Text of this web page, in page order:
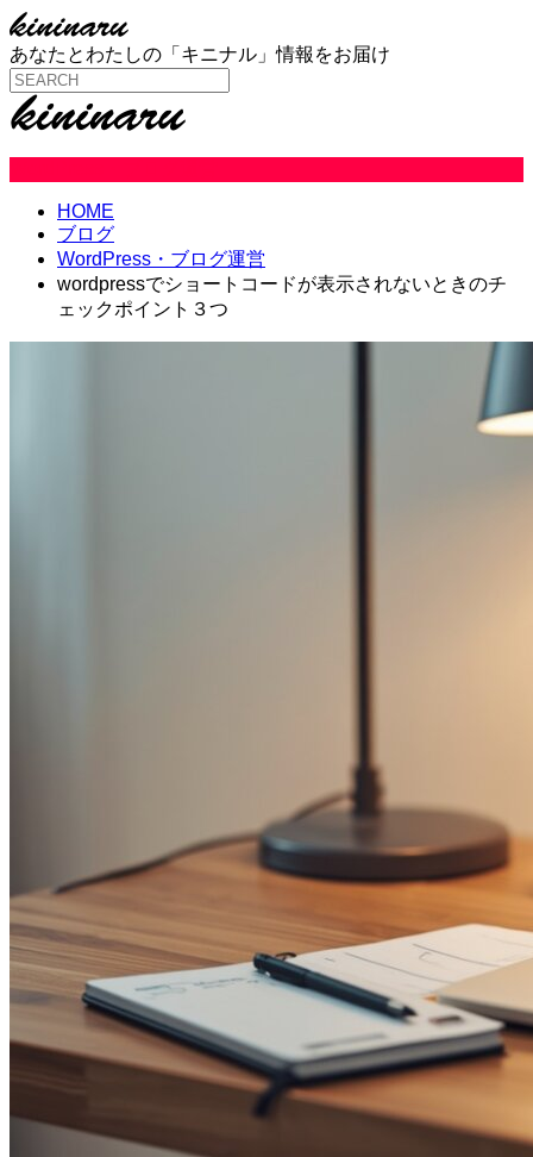
あなたとわたしの「キニナル」情報をお届け
HOME
ブログ
WordPress・ブログ運営
wordpressでショートコードが表示されないときのチ
ェックポイント３つ